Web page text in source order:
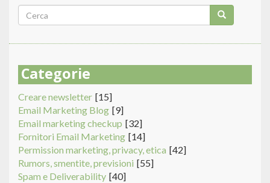
Form
di
ricerca
Categorie
Creare newsletter [15]
Email Marketing Blog [9]
Email marketing checkup [32]
Fornitori Email Marketing [14]
Permission marketing, privacy, etica [42]
Rumors, smentite, previsioni [55]
Spam e Deliverability [40]